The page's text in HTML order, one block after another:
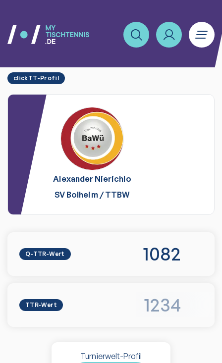
clickTT-Profil
Alexander Nierichlo
SV Bolheim/TTBW
Q-TTR-Wert 1082
TTR-Wert 1234
Turnierwelt-Profil